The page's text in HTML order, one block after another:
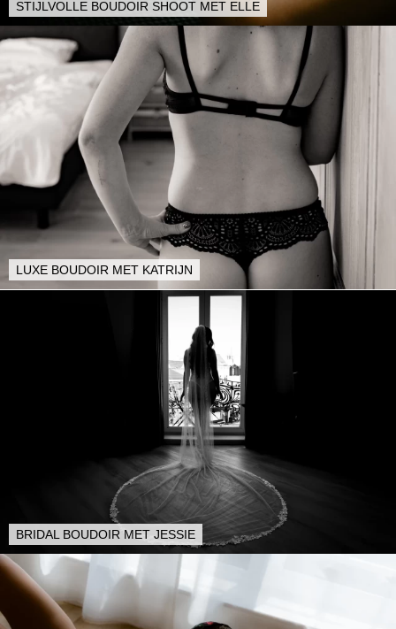
STIJLVOLLE BOUDOIR SHOOT MET ELLE
LUXE BOUDOIR MET KATRIJN
BRIDAL BOUDOIR MET JESSIE